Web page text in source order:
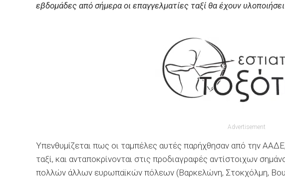
εβδομάδες από σήμερα οι επαγγελματίες ταξί θα έχουν
Advertisement
Υπενθυμίζεται πως οι ταμπέλες αυτές παρήχθησαν από την
ταξί, και ανταποκρίνονται στις προδιαγραφές αντίστοιχων
πολλών άλλων ευρωπαϊκών πόλεων (Βαρκελώνη, Στοκχόλμη,